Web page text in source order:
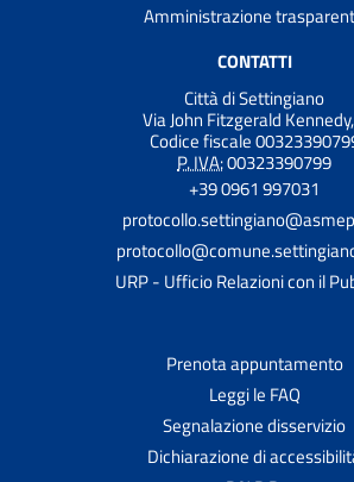
Amministrazione
CONTATTI
Città di Settingiano
Via John Fitzgerald
Codice fiscale
P. IVA:00323390799
+39 0961 997031
URP - Ufficio Relazioni con il
Prenota appuntamento
Leggi le FAQ
Segnalazione disservizio
Dichiarazione di